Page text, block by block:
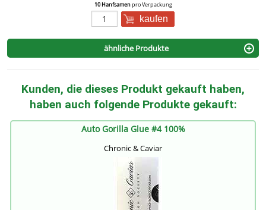
10 Hanfsamenpro Verpackung
kaufen
ähnliche Produkte
Kunden, die dieses Produkt gekauft haben,
haben auch folgende Produkte gekauft:
Auto Gorilla Glue #4 100%
Chronic & Caviar